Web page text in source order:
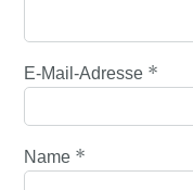
E-Mail-Adresse *
Name *